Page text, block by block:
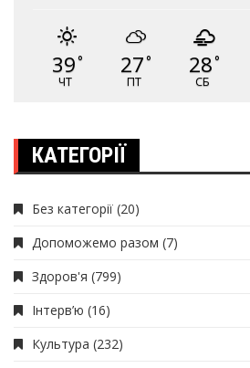
39°
ЧТ
27°
ПТ
28°
СБ
КАТЕГОРІЇ
Без категорії (20)
Допоможемо разом (7)
Здоров'я (799)
Інтерв’ю (16)
Культура (232)